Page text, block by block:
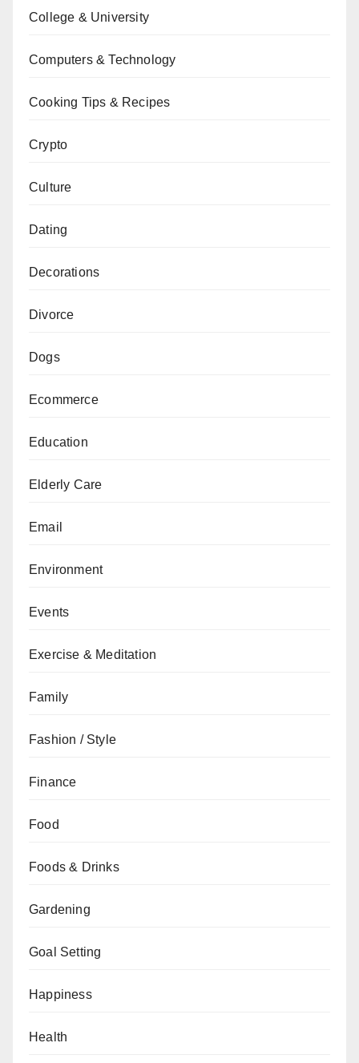
College & University
Computers & Technology
Cooking Tips & Recipes
Crypto
Culture
Dating
Decorations
Divorce
Dogs
Ecommerce
Education
Elderly Care
Email
Environment
Events
Exercise & Meditation
Family
Fashion / Style
Finance
Food
Foods & Drinks
Gardening
Goal Setting
Happiness
Health